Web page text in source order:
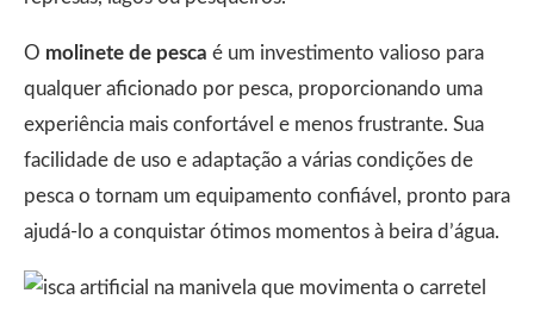
O molinete de pesca é um investimento valioso para
qualquer aficionado por pesca, proporcionando uma
experiência mais confortável e menos frustrante. Sua
facilidade de uso e adaptação a várias condições de
pesca o tornam um equipamento confiável, pronto para
ajudá-lo a conquistar ótimos momentos à beira d’água.